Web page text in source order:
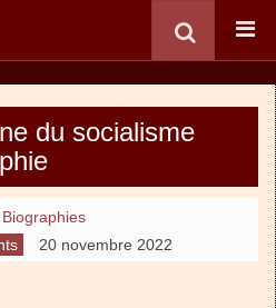
du socialisme
Biographies
20 novembre 2022